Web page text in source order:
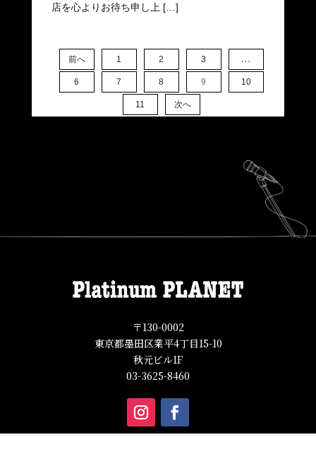
店を心よりお待ち申し上 […]
前へ 1 2 3 …
6 7 8 9 10
11 次へ
〒130-0002
東京都墨田区業平4丁目15-10
秋元ビル1F
03-3625-8460